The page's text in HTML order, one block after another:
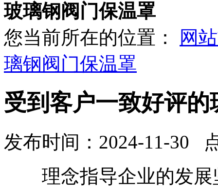
玻璃钢阀门保温罩
您当前所在的位置：
网
璃钢阀门保温罩
受到客户一致好评的
发布时间：2024-11-30
理念指导企业的发展